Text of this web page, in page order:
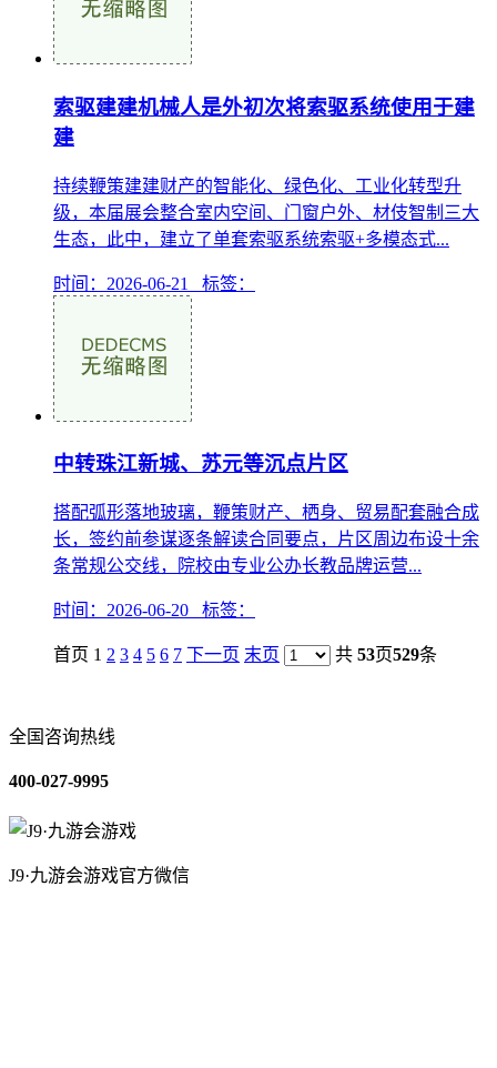
索驱建建机械人是外初次将索驱系统使用于建
建
持续鞭策建建财产的智能化、绿色化、工业化转型升
级，本届展会整合室内空间、门窗户外、材伎智制三大
生态，此中，建立了单套索驱系统索驱+多模态式...
时间：2026-06-21 标签：
中转珠江新城、苏元等沉点片区
搭配弧形落地玻璃，鞭策财产、栖身、贸易配套融合成
长，签约前参谋逐条解读合同要点，片区周边布设十余
条常规公交线，院校由专业公办长教品牌运营...
时间：2026-06-20 标签：
首页 1 2 3 4 5 6 7 下一页 末页 共 53页529条
全国咨询热线
400-027-9995
J9·九游会游戏官方微信